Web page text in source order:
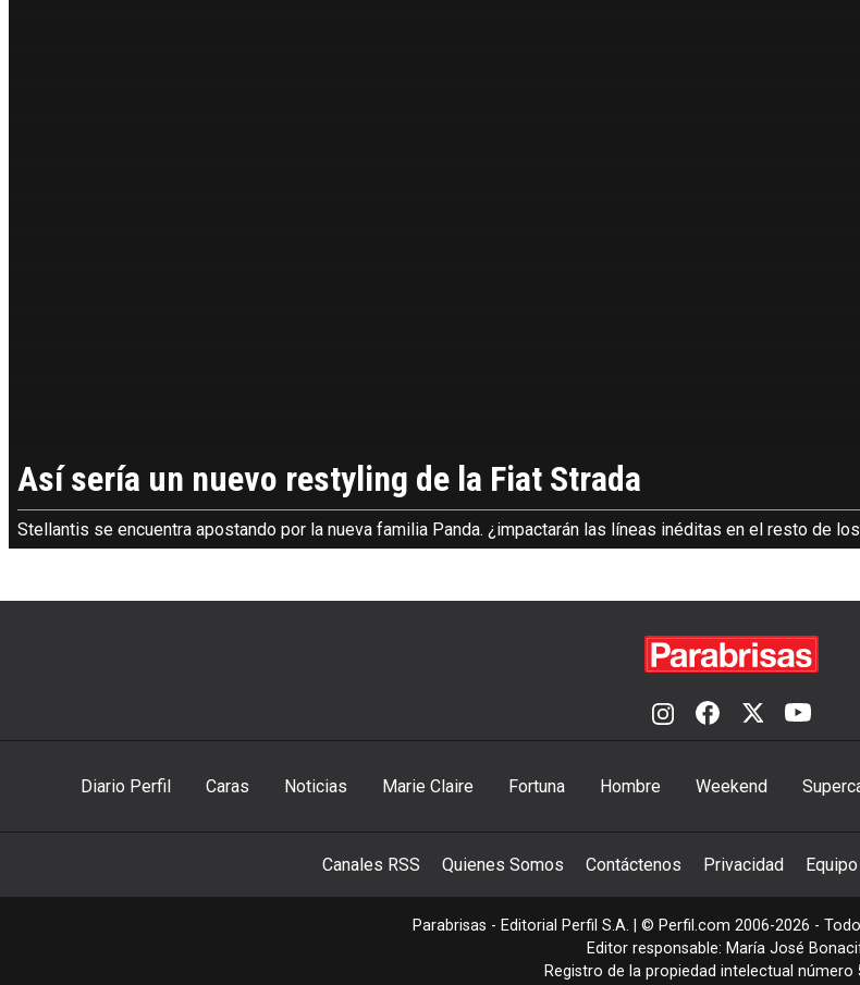
Así sería un nuevo restyling de la Fiat Strada
Stellantis se encuentra apostando por la nueva familia Panda. ¿impactarán las líneas inéditas en el resto de
Diario Perfil Caras Noticias Marie Claire Fortuna Hombre Weekend
Canales RSS Quienes Somos Contáctenos Privacidad Equipo
Parabrisas - Editorial Perfil S.A. | © Perfil.com 2006-2026 -
Editor responsable: María José
Registro de la propiedad intelectual número